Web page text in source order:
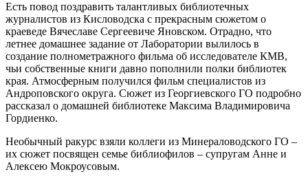
Есть повод поздравить талантливых библиотечных
журналистов из Кисловодска с прекрасным сюжетом о
краеведе Вячеславе Сергеевиче Яновском. Отрадно, что
летнее домашнее задание от Лаборатории вылилось в
создание полнометражного фильма об исследователе КМВ,
чьи собственные книги давно пополнили полки библиотек
края. Атмосферным получился фильм специалистов из
Андроповского округа. Сюжет из Георгиевского ГО подробно
рассказал о домашней библиотеке Максима Владимировича
Гордиенко.
Необычный ракурс взяли коллеги из Минераловодского ГО –
их сюжет посвящен семье библиофилов – супругам Анне и
Алексею Мокроусовым.